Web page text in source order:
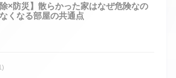
×防災】散らかった家はなぜ危険なの
くなる部屋の共通点